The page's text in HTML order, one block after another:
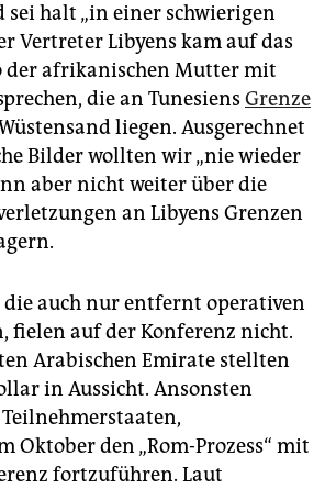
sei halt „in einer schwierigen
Vertreter Libyens kam auf das
der afrikanischen Mutter mit
die an Tunesiens Grenze
liegen. Ausgerechnet
Bilder wollten wir „nie wieder
aber nicht weiter über die
an Libyens Grenzen
die auch nur entfernt operativen
fielen auf der Konferenz nicht.
Arabischen Emirate stellten
in Aussicht. Ansonsten
Oktober den „Rom-Prozess“ mit
fortzuführen. Laut